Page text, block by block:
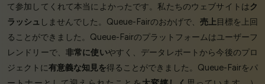
て参加してくれて本当によかったです。私たちのウェブサイトは ク
ラッシュ しませんでした。Queue-Fairのおかげで、 売上目標を上回
ることができました。Queue-Fairのプラットフォームはユーザーフ
レンドリーで、 非常に使いやすく、データレポートから今後のプロ
ジェクトに有意義な知見を得ることができました。Queue-Fairをパ